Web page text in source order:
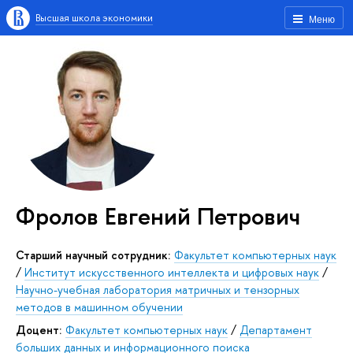
Меню
Высшая школа экономики
Фролов Евгений Петрович
Старший научный сотрудник: Факультет компьютерных наук
/ Институт искусственного интеллекта и цифровых наук /
Научно-учебная лаборатория матричных и тензорных
методов в машинном обучении
Доцент: Факультет компьютерных наук / Департамент
больших данных и информационного поиска